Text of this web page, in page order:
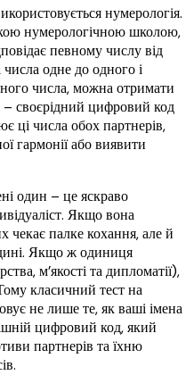
нумерологія.
нумерологічною школою,
певному числу від
одне до одного і
числа, можна отримати
– своєрідний цифровий код
ці числа обох партнерів,
гармонії або виявити
один – це яскраво
Якщо вона
чекає палке кохання, але й
Якщо ж одиниця
м’якості та дипломатії),
класичний тест на
не лише те, як ваші імена
цифровий код, який
партнерів та їхню